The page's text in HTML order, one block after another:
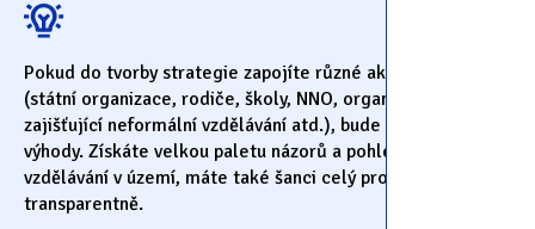
Pokud do tvorby strategie zapojíte různé aktéry v území
(státní organizace, rodiče, školy, NNO, organizace
zajišťující neformální vzdělávání atd.), bude to mít svoje
výhody. Získáte velkou paletu názorů a pohledů na oblast
vzdělávání v území, máte také šanci celý proces udělat
transparentně.